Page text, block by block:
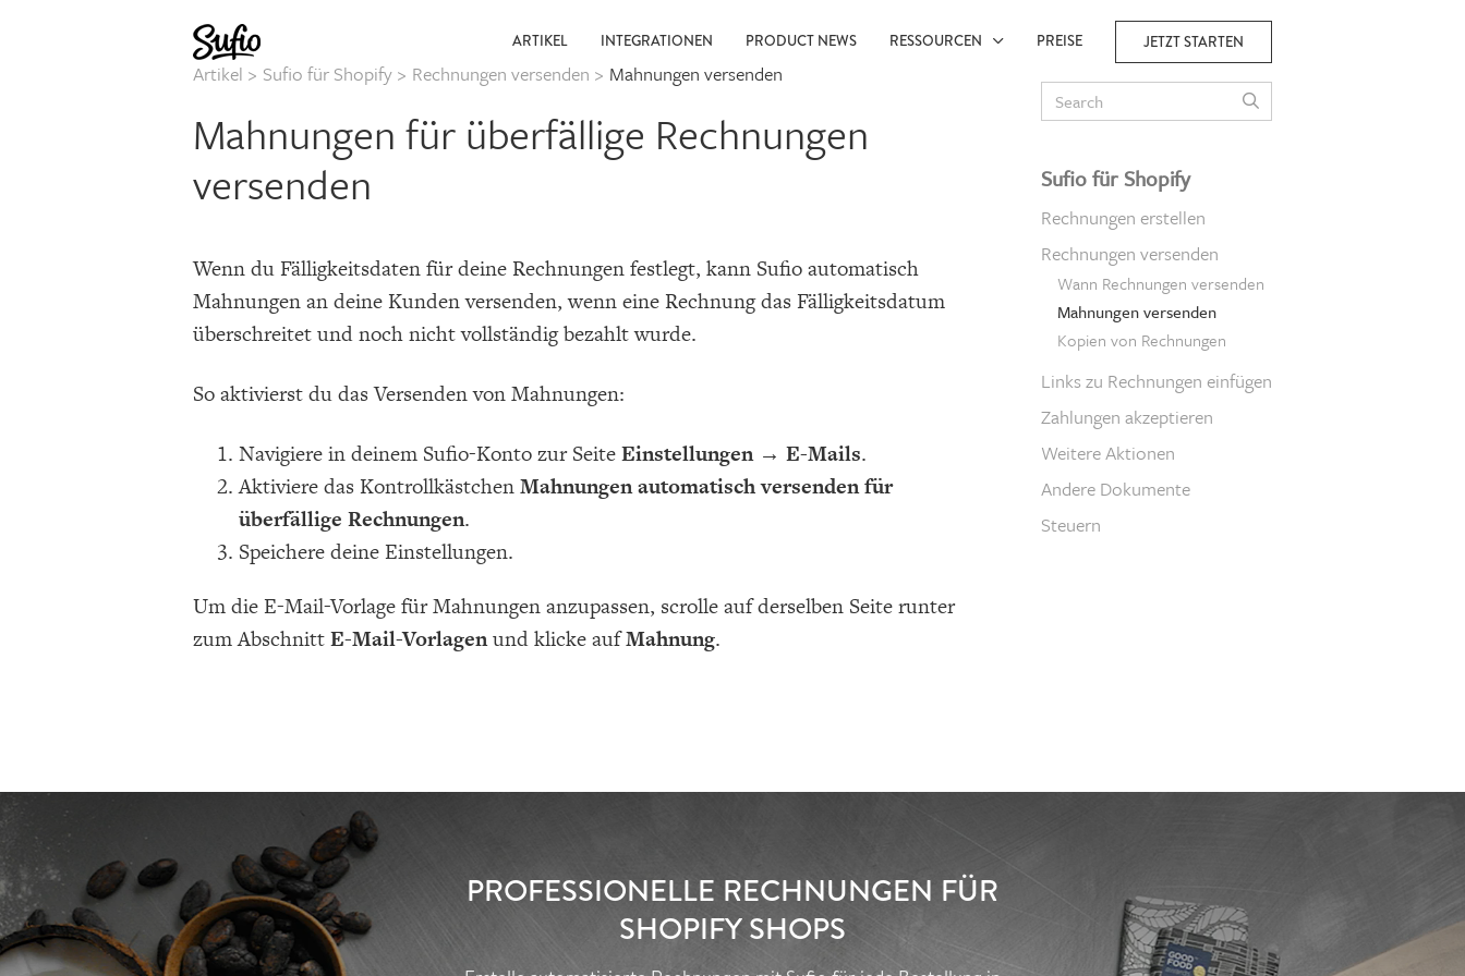
ARTIKEL INTEGRATIONEN PRODUCT NEWS RESSOURCEN PREISE JETZT STARTEN
Artikel > Sufio für Shopify > Rechnungen versenden > Mahnungen versenden
Mahnungen für überfällige Rechnungen
versenden
Wenn du Fälligkeitsdaten für deine Rechnungen festlegt, kann Sufio automatisch
Mahnungen an deine Kunden versenden, wenn eine Rechnung das Fälligkeitsdatum
überschreitet und noch nicht vollständig bezahlt wurde.
So aktivierst du das Versenden von Mahnungen:
Navigiere in deinem Sufio-Konto zur SeiteEinstellungen → E-Mails.
Aktiviere das KontrollkästchenMahnungen automatisch versenden für
überfällige Rechnungen.
Speichere deine Einstellungen.
Um die E-Mail-Vorlage für Mahnungen anzupassen, scrolle auf derselben Seite runter
zum AbschnittE-Mail-Vorlagenund klicke aufMahnung.
Sufio für Shopify
Rechnungen erstellen
Rechnungen versenden
Wann Rechnungen versenden
Mahnungen versenden
Kopien von Rechnungen
Links zu Rechnungen einfügen
Zahlungen akzeptieren
Weitere Aktionen
Andere Dokumente
Steuern
PROFESSIONELLE RECHNUNGEN FÜR
SHOPIFY SHOPS